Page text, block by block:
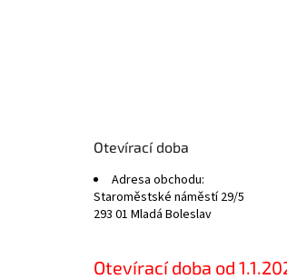
Otevírací doba
Adresa obchodu:
Staroměstské náměstí 29/5
293 01 Mladá Boleslav
Otevírací doba od